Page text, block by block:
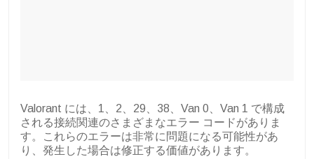
Valorant には、1、2、29、38、Van 0、Van 1 で構成
される接続関連のさまざまなエラー コードがありま
す。これらのエラーは非常に問題になる可能性があ
り、発生した場合は修正する価値があります。